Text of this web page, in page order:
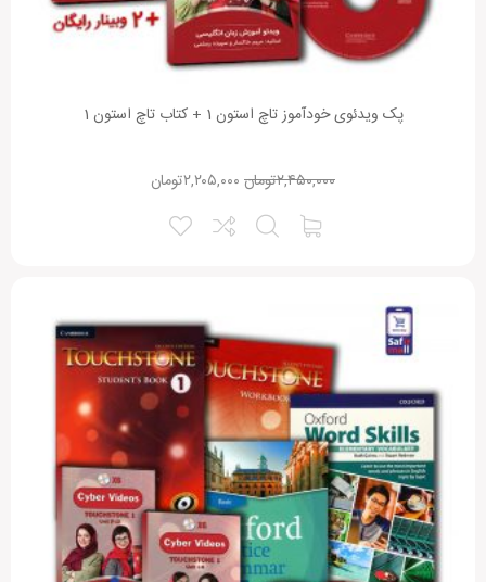
پک ویدئوی خودآموز تاچ استون 1 + کتاب تاچ استون 1
تومان۲,۴۵۰,۰۰۰ تومان۲,۲۰۵,۰۰۰